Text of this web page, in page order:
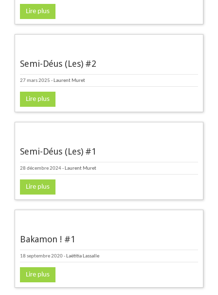
Lire plus
Semi-Déus (Les) #2
27 mars 2025 - Laurent Muret
Lire plus
Semi-Déus (Les) #1
28 décembre 2024- Laurent Muret
Lire plus
Bakamon ! #1
18 septembre 2020- Laëtitia Lassalle
Lire plus